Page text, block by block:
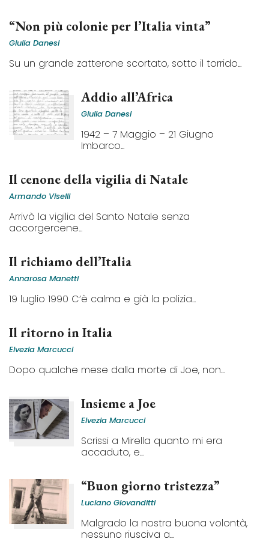
“Non più colonie per l’Italia vinta”
Giulia Danesi
Su un grande zatterone scortato, sotto il torrido...
Addio all’Africa
Giulia Danesi
1942 – 7 Maggio – 21 Giugno
Imbarco...
Il cenone della vigilia di Natale
Armando Viselli
Arrivò la vigilia del Santo Natale senza
accorgercene...
Il richiamo dell’Italia
Annarosa Manetti
19 luglio 1990 C’è calma e già la polizia...
Il ritorno in Italia
Elvezia Marcucci
Dopo qualche mese dalla morte di Joe, non...
Insieme a Joe
Elvezia Marcucci
Scrissi a Mirella quanto mi era
accaduto, e...
“Buon giorno tristezza”
Luciano Giovanditti
Malgrado la nostra buona volontà,
nessuno riusciva a...